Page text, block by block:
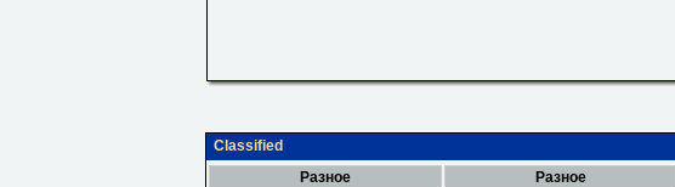
Classified
Разное
Разное